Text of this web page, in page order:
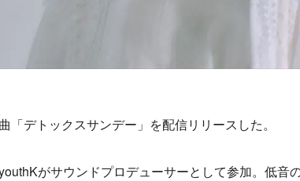
「デトックスサンデー」を配信リリースした。
がサウンドプロデューサーとして参加。低音